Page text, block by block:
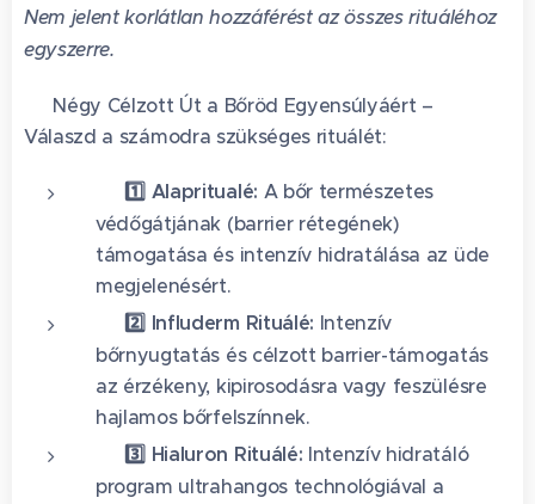
Nem jelent korlátlan hozzáférést az összes rituáléhoz
egyszerre.
🚀 Négy Célzott Út a Bőröd Egyensúlyáért –
Válaszd a számodra szükséges rituálét:
1️⃣ Alapritualé: A bőr természetes
védőgátjának (barrier rétegének)
támogatása és intenzív hidratálása az üde
megjelenésért.
2️⃣ Influderm Rituálé: Intenzív
bőrnyugtatás és célzott barrier-támogatás
az érzékeny, kipirosodásra vagy feszülésre
hajlamos bőrfelszínnek.
3️⃣ Hialuron Rituálé: Intenzív hidratáló
program ultrahangos technológiával a